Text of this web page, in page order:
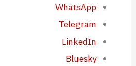
WhatsApp
Telegram
LinkedIn
Bluesky